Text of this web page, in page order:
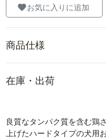
お気に入りに追加
商品仕様
在庫・出荷
良質なタンパク質を含む鶏
上げたハードタイプの犬用